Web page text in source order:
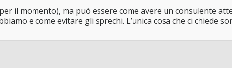
il momento), ma può essere come avere un consulente
e come evitare gli sprechi. L’unica cosa che ci chiede